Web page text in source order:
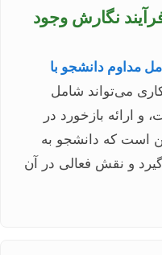
نگارش وجود
مداوم دانشجو با
می‌تواند شامل
و ارائه بازخورد در
است که دانشجو به
و نقش فعالی در آن